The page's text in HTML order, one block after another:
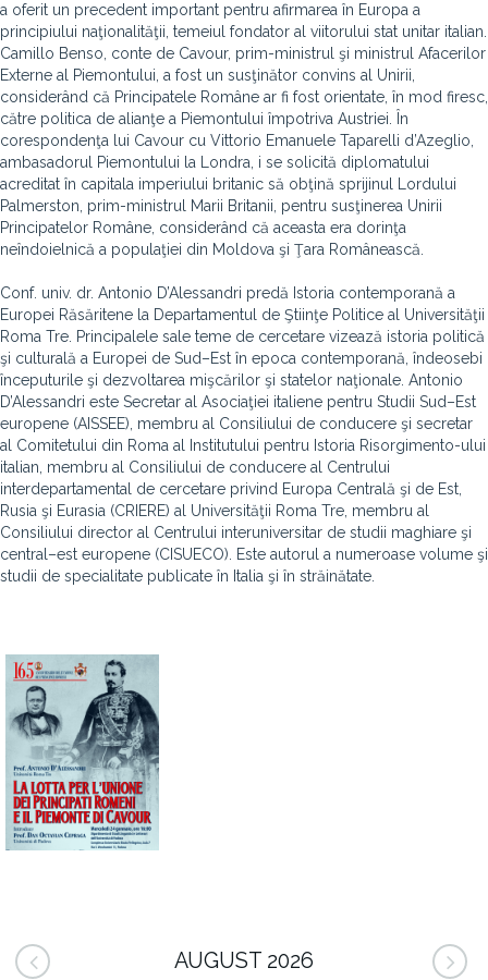
a oferit un precedent important pentru afirmarea în Europa a
principiului naţionalităţii, temeiul fondator al viitorului stat unitar italian.
Camillo Benso, conte de Cavour, prim-ministrul şi ministrul Afacerilor
Externe al Piemontului, a fost un susţinător convins al Unirii,
considerând că Principatele Române ar fi fost orientate, în mod firesc,
către politica de alianţe a Piemontului împotriva Austriei. În
corespondenţa lui Cavour cu Vittorio Emanuele Taparelli d’Azeglio,
ambasadorul Piemontului la Londra, i se solicită diplomatului
acreditat în capitala imperiului britanic să obţină sprijinul Lordului
Palmerston, prim-ministrul Marii Britanii, pentru susţinerea Unirii
Principatelor Române, considerând că aceasta era dorinţa
neîndoielnică a populaţiei din Moldova şi Ţara Românească.
Conf. univ. dr. Antonio D’Alessandri predă Istoria contemporană a
Europei Răsăritene la Departamentul de Ştiinţe Politice al Universităţii
Roma Tre. Principalele sale teme de cercetare vizează istoria politică
şi culturală a Europei de Sud–Est în epoca contemporană, îndeosebi
începuturile şi dezvoltarea mişcărilor şi statelor naţionale. Antonio
D’Alessandri este Secretar al Asociaţiei italiene pentru Studii Sud–Est
europene (AISSEE), membru al Consiliului de conducere şi secretar
al Comitetului din Roma al Institutului pentru Istoria Risorgimento-ului
italian, membru al Consiliului de conducere al Centrului
interdepartamental de cercetare privind Europa Centrală şi de Est,
Rusia şi Eurasia (CRIERE) al Universităţii Roma Tre, membru al
Consiliului director al Centrului interuniversitar de studii maghiare şi
central–est europene (CISUECO). Este autorul a numeroase volume şi
studii de specialitate publicate în Italia şi în străinătate.
AUGUST 2026